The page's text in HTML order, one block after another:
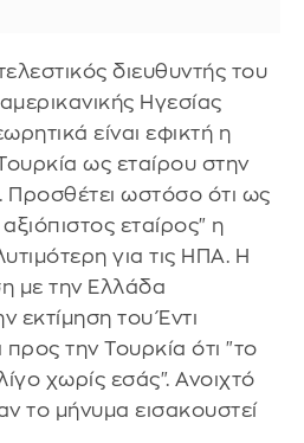
διευθυντής του
Ηγεσίας
είναι εφικτή η
ως εταίρου στην
Προσθέτει ωστόσο ότι ως
εταίρος" η
για τις ΗΠΑ. Η
με την Ελλάδα
εκτίμηση του Έντι
την Τουρκία ότι "το
χωρίς εσάς". Ανοιχτό
το μήνυμα εισακουστεί